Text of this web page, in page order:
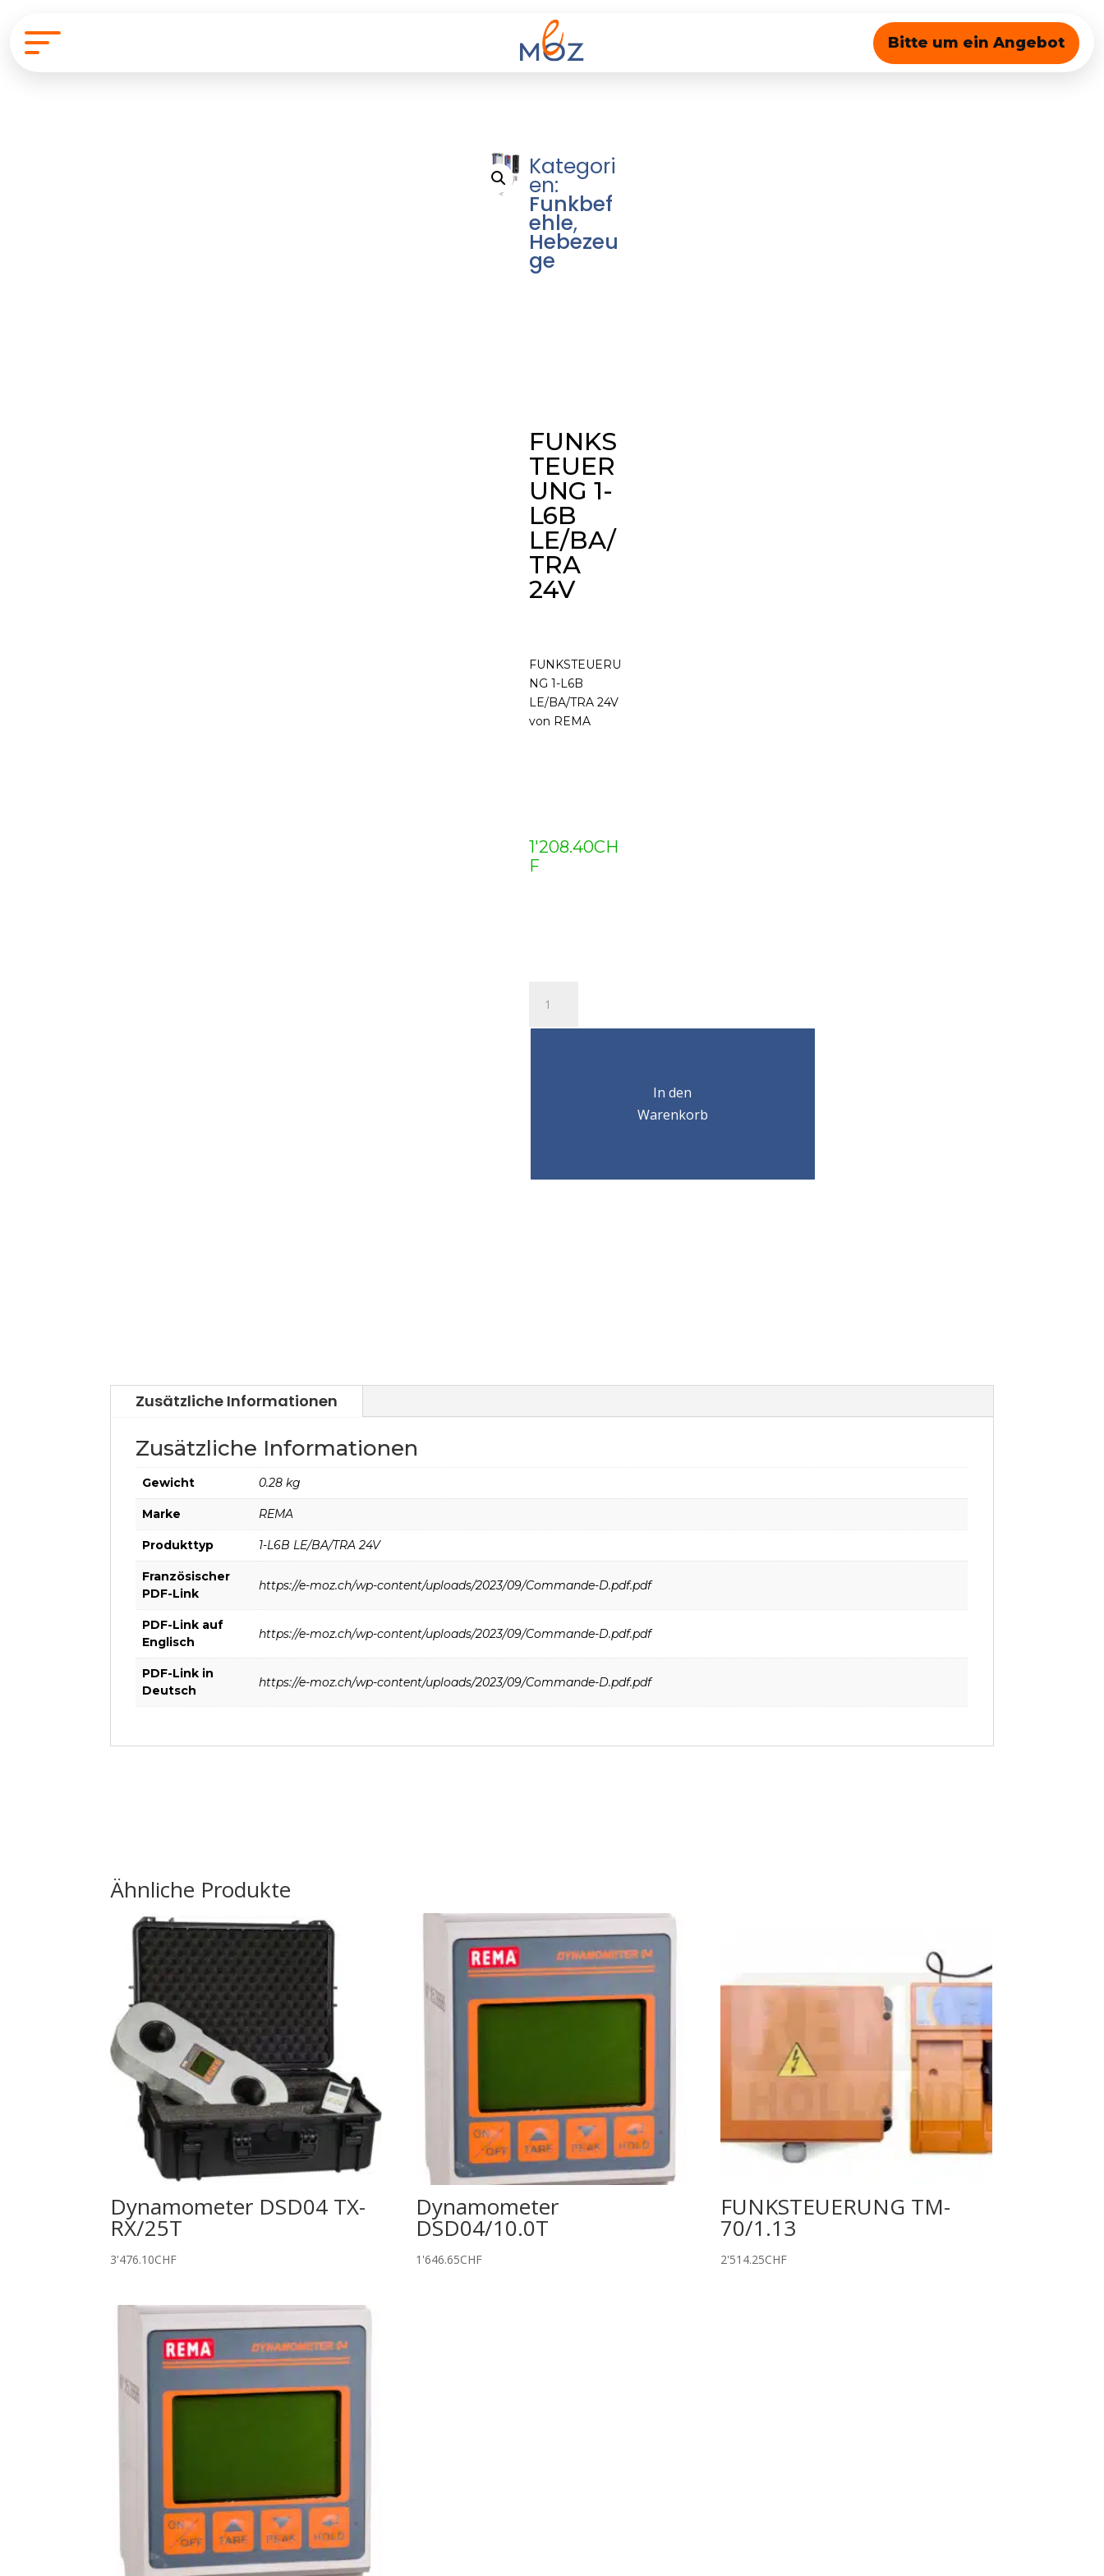
Bitte um ein Angebot
Kategori
en:
Funkbef
ehle,
Hebezeu
ge
FUNKS
TEUER
UNG 1-
L6B
LE/BA/
TRA
24V
FUNKSTEUERU
NG 1-L6B
LE/BA/TRA 24V
von REMA
1'208.40CH
F
COMMANDE
1-
In den
Warenkorb
Zusätzliche Informationen
Zusätzliche Informationen
Gewicht 0.28 kg
Marke REMA
Produkttyp 1-L6B LE/BA/TRA 24V
Französischer
PDF-Link
https://e-moz.ch/wp-content/uploads/2023/09/Commande-D.pdf.pdf
PDF-Link auf
Englisch
https://e-moz.ch/wp-content/uploads/2023/09/Commande-D.pdf.pdf
PDF-Link in
Deutsch
https://e-moz.ch/wp-content/uploads/2023/09/Commande-D.pdf.pdf
Ähnliche Produkte
Dynamometer DSD04 TX-
RX/25T
3'476.10CHF
Dynamometer
DSD04/10.0T
1'646.65CHF
FUNKSTEUERUNG TM-
70/1.13
2'514.25CHF